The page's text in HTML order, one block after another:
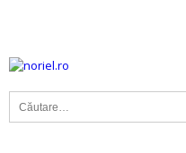
Caută
după: